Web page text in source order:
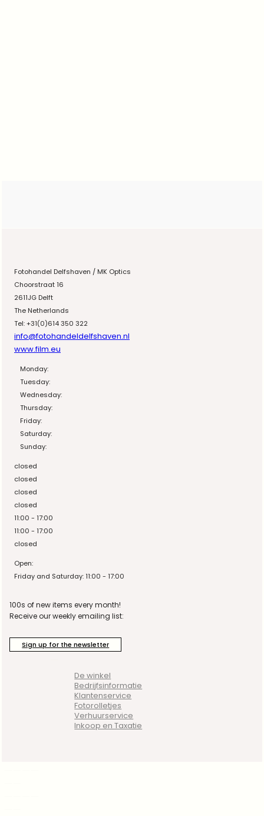
Fotohandel Delfshaven / MK Optics
Choorstraat 16
2611JG Delft
The Netherlands
Tel: +31(0)614 350 322
info@fotohandeldelfshaven.nl
www.film.eu
Monday:
Tuesday:
Wednesday:
Thursday:
Friday:
Saturday:
Sunday:
closed
closed
closed
closed
11:00 - 17:00
11:00 - 17:00
closed
Open:
Friday and Saturday: 11:00 - 17:00
100s of new items every month!
Receive our weekly emailing list:
Sign up for the newsletter
De winkel
Bedrijfsinformatie
Klantenservice
Fotorolletjes
Verhuurservice
Inkoop en Taxatie